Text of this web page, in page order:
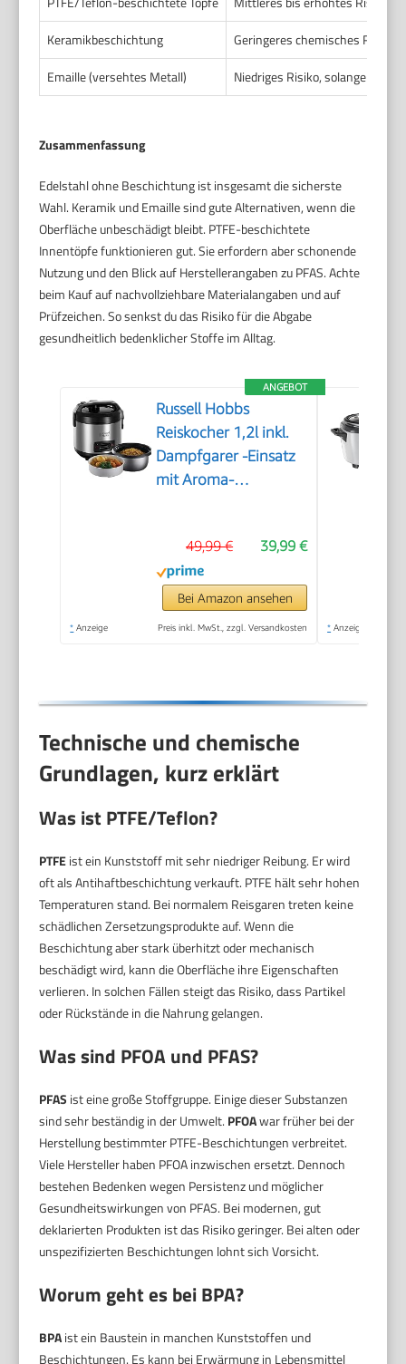
Keramikbeschichtung
Geringeres chemisches Risiko
Emaille (versehtes Metall)
Niedriges Risiko, solange
Zusammenfassung
Edelstahl ohne Beschichtung ist insgesamt die sicherste
Wahl. Keramik und Emaille sind gute Alternativen, wenn die
Oberfläche unbeschädigt bleibt. PTFE-beschichtete
Innentöpfe funktionieren gut. Sie erfordern aber schonende
Nutzung und den Blick auf Herstellerangaben zu PFAS. Achte
beim Kauf auf nachvollziehbare Materialangaben und auf
Prüfzeichen. So senkst du das Risiko für die Abgabe
gesundheitlich bedenklicher Stoffe im Alltag.
ANGEBOT
Russell Hobbs
Reiskocher 1,2l inkl.
Dampfgarer -Einsatz
mit Aroma-
antihaftbeschichteter
Gartopf, Reislöffel &
Messbecher,
Edelstahl) 27080-56
39,99 €
49,99 €
Bei Amazon ansehen
* Anzeige Preis inkl. MwSt., zzgl. Versandkosten * Anzeige
Technische und chemische
Grundlagen, kurz erklärt
Was ist PTFE/Teflon?
PTFEist ein Kunststoff mit sehr niedriger Reibung. Er wird
oft als Antihaftbeschichtung verkauft. PTFE hält sehr hohen
Temperaturen stand. Bei normalem Reisgaren treten keine
schädlichen Zersetzungsprodukte auf. Wenn die
Beschichtung aber stark überhitzt oder mechanisch
beschädigt wird, kann die Oberfläche ihre Eigenschaften
verlieren. In solchen Fällen steigt das Risiko, dass Partikel
oder Rückstände in die Nahrung gelangen.
Was sind PFOA und PFAS?
PFAS ist eine große Stoffgruppe. Einige dieser Substanzen
sind sehr beständig in der Umwelt. PFOAwar früher bei der
Herstellung bestimmter PTFE-Beschichtungen verbreitet.
Viele Hersteller haben PFOA inzwischen ersetzt. Dennoch
bestehen Bedenken wegen Persistenz und möglicher
Gesundheitswirkungen von PFAS. Bei modernen, gut
deklarierten Produkten ist das Risiko geringer. Bei alten oder
unspezifizierten Beschichtungen lohnt sich Vorsicht.
Worum geht es bei BPA?
BPAist ein Baustein in manchen Kunststoffen und
Beschichtungen. Es kann bei Erwärmung in Lebensmittel